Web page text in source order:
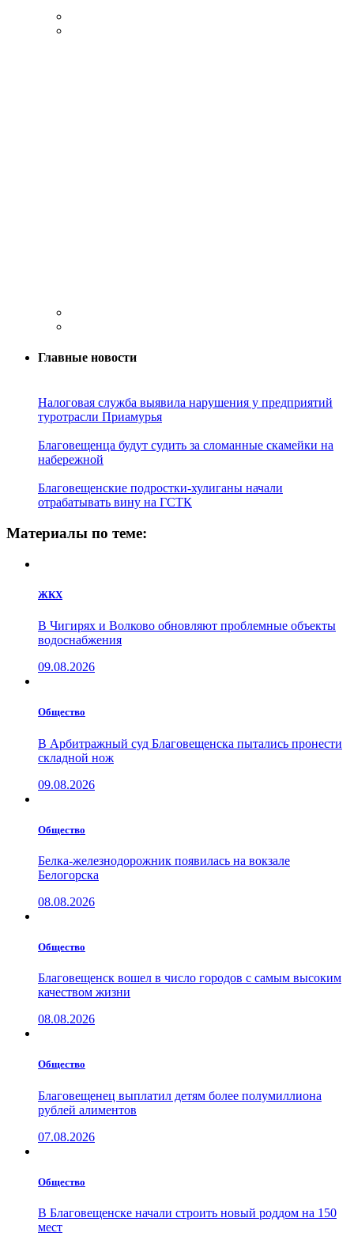
Главные новости
Налоговая служба выявила нарушения у предприятий
туротрасли Приамурья
Благовещенца будут судить за сломанные скамейки на
набережной
Благовещенские подростки-хулиганы начали
отрабатывать вину на ГСТК
Материалы по теме:
ЖКХ
В Чигирях и Волково обновляют проблемные объекты
водоснабжения
09.08.2026
Общество
В Арбитражный суд Благовещенска пытались пронести
складной нож
09.08.2026
Общество
Белка-железнодорожник появилась на вокзале
Белогорска
08.08.2026
Общество
Благовещенск вошел в число городов с самым высоким
качеством жизни
08.08.2026
Общество
Благовещенец выплатил детям более полумиллиона
рублей алиментов
07.08.2026
Общество
В Благовещенске начали строить новый роддом на 150
мест